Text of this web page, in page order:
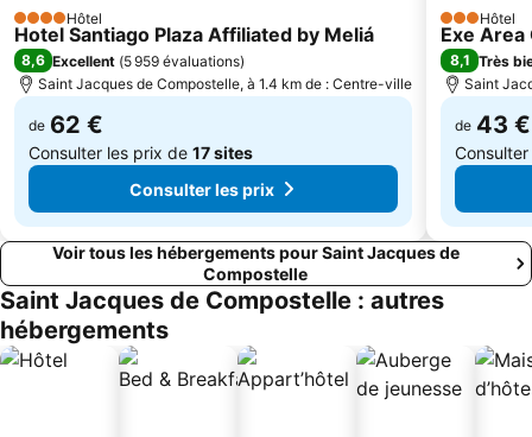
4 ÉtoilesHôtel
Hotel Santiago Plaza Affiliated by Meliá
8,6 Excellent (5 959 évaluations)
Saint Jacques de Compostelle, à 1.4 km de : Centre-ville
de 62 €
Consulter les prix de 17 sites
Consulter les prix
3 Étoiles
Hôtel
Exe Area
8,1 Très
Saint
de 43 €
Voir tous les hébergements pour Saint Jacques de
Compostelle
Saint Jacques de Compostelle : autres
hébergements